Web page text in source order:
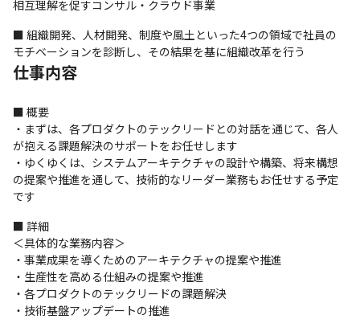
相互理解を促すコンサル・クラウド事業
■ 組織開発、人材開発、制度や風土といった4つの領域で社員の
モチベーションを診断し、その結果を基に組織改革を行う
仕事内容
■ 概要
・まずは、各プロダクトのテックリードとの対話を通じて、各人
が抱える課題解決のサポートをお任せします
・ゆくゆくは、システムアーキテクチャの設計や構築、将来構想
の提案や推進を通して、技術的なリーダー業務もお任せする予定
です
■ 詳細
＜具体的な業務内容＞
・事業成果を導くためのアーキテクチャの提案や推進
・生産性を高める仕組みの提案や推進
・各プロダクトのテックリードの課題解決
・技術基盤アップデートの推進